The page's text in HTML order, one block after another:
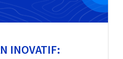
INOVATIF: